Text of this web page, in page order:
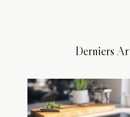
Derniers